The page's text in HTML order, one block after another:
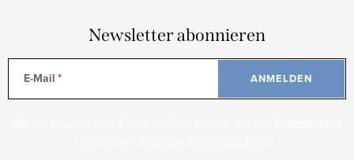
Newsletter abonnieren
E-Mail ANMELDEN